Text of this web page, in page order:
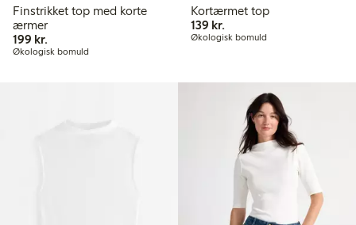
Finstrikket top med korte
ærmer
199 kr.
Økologisk bomuld
Kortærmet top
139 kr.139,00 kr.
Økologisk bomuld